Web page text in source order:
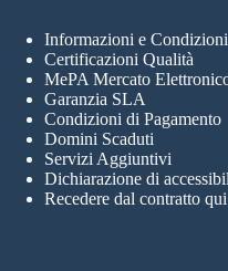
Informazioni e Condizioni
Certificazioni Qualità
MePA Mercato
Garanzia SLA
Condizioni di Pagamento
Domini Scaduti
Servizi Aggiuntivi
Dichiarazione di
Recedere dal contratto qui